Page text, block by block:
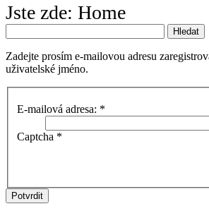
Jste zde: Home
Hledat
Zadejte prosím e-mailovou adresu
uživatelské jméno.
E-mailová adresa: *
Captcha *
Potvrdit